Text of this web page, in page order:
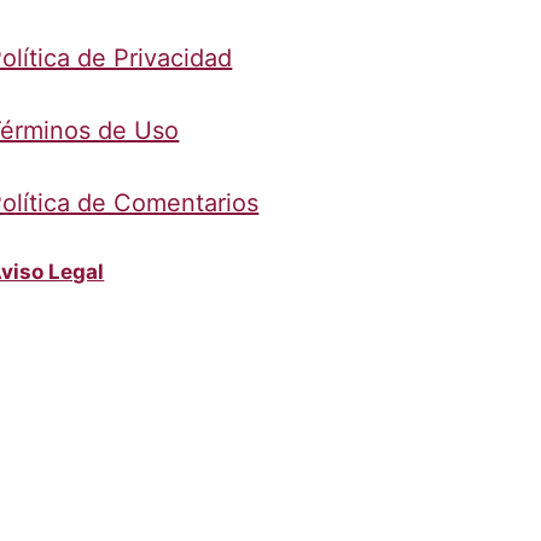
de Privacidad
de Uso
de Comentarios
Legal